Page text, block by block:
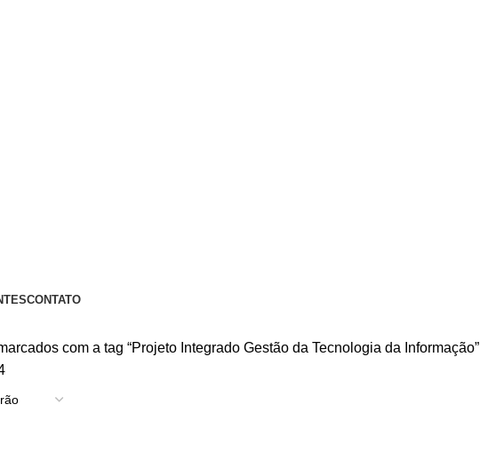
CONTATO
com a tag “Projeto Integrado Gestão da Tecnologia da Informação”